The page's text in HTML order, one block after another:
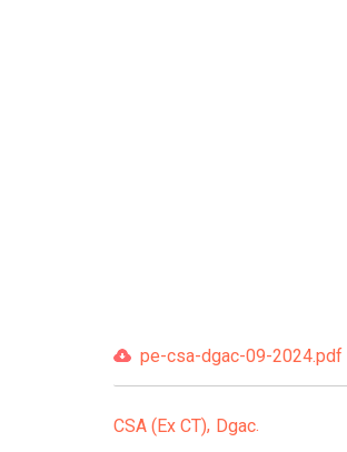
pe-csa-dgac-09-2024.pdf
CSA (Ex CT) Dgac